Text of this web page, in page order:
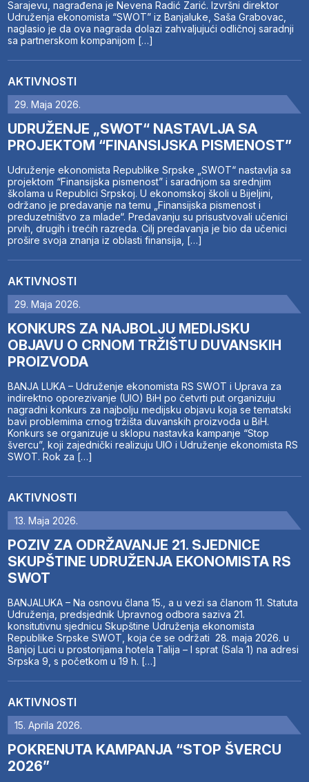
Sarajevu, nagrađena je Nevena Radić Zarić. Izvršni direktor
Udruženja ekonomista “SWOT” iz Banjaluke, Saša Grabovac,
naglasio je da ova nagrada dolazi zahvaljujući odličnoj saradnji
sa partnerskom kompanijom […]
AKTIVNOSTI
29. Maja 2026.
UDRUŽENJE „SWOT“ NASTAVLJA SA
PROJEKTOM “FINANSIJSKA PISMENOST”
Udruženje ekonomista Republike Srpske „SWOT“ nastavlja sa
projektom “Finansijska pismenost” i saradnjom sa srednjim
školama u Republici Srpskoj. U ekonomskoj školi u Bijeljini,
održano je predavanje na temu „Finansijska pismenost i
preduzetništvo za mlade“. Predavanju su prisustvovali učenici
prvih, drugih i trećih razreda. Cilj predavanja je bio da učenici
prošire svoja znanja iz oblasti finansija, […]
AKTIVNOSTI
29. Maja 2026.
KONKURS ZA NAJBOLJU MEDIJSKU
OBJAVU O CRNOM TRŽIŠTU DUVANSKIH
PROIZVODA
BANJA LUKA – Udruženje ekonomista RS SWOT i Uprava za
indirektno oporezivanje (UIO) BiH po četvrti put organizuju
nagradni konkurs za najbolju medijsku objavu koja se tematski
bavi problemima crnog tržišta duvanskih proizvoda u BiH.
Konkurs se organizuje u sklopu nastavka kampanje “Stop
švercu”, koji zajednički realizuju UIO i Udruženje ekonomista RS
SWOT. Rok za […]
AKTIVNOSTI
13. Maja 2026.
POZIV ZA ODRŽAVANJE 21. SJEDNICE
SKUPŠTINE UDRUŽENJA EKONOMISTA RS
SWOT
BANJALUKA – Na osnovu člana 15., a u vezi sa članom 11. Statuta
Udruženja, predsjednik Upravnog odbora saziva 21.
konsitutivnu sjednicu Skupštine Udruženja ekonomista
Republike Srpske SWOT, koja će se održati 28. maja 2026. u
Banjoj Luci u prostorijama hotela Talija – I sprat (Sala 1) na adresi
Srpska 9, s početkom u 19 h. […]
AKTIVNOSTI
15. Aprila 2026.
POKRENUTA KAMPANJA “STOP ŠVERCU
2026”